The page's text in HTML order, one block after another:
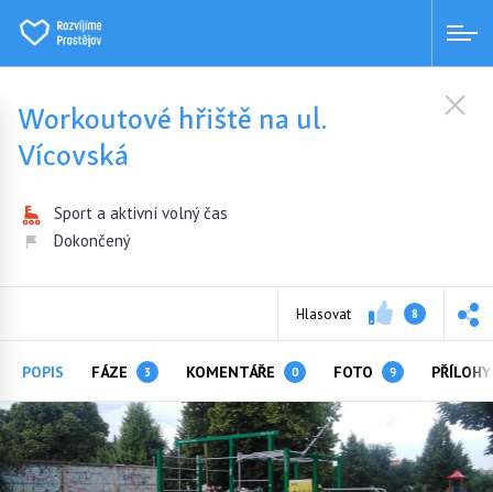
Workoutové hřiště na ul.
Vícovská
Sport a aktivní volný čas
Dokončený
Hlasovat 8
POPIS FÁZE 3 KOMENTÁŘE 0 FOTO 9